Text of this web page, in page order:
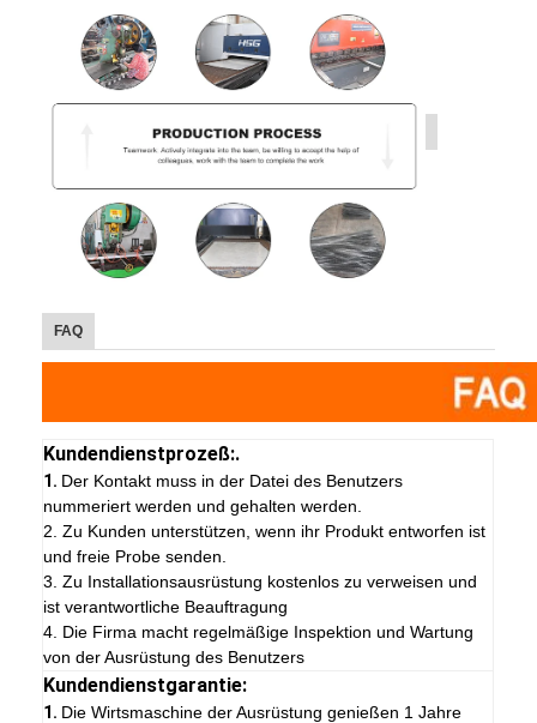
FAQ
Kundendienstprozeß:.
1. Der Kontakt muss in der Datei des Benutzers
nummeriert werden und gehalten werden.
2. Zu Kunden unterstützen, wenn ihr Produkt entworfen ist
und freie Probe senden.
3. Zu Installationsausrüstung kostenlos zu verweisen und
ist verantwortliche Beauftragung
4. Die Firma macht regelmäßige Inspektion und Wartung
von der Ausrüstung des Benutzers
Kundendienstgarantie:
1. Die Wirtsmaschine der Ausrüstung genießen 1 Jahre